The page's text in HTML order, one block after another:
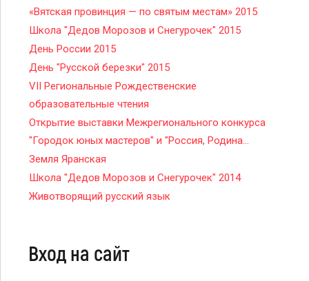
«Вятская провинция — по святым местам» 2015
Школа "Дедов Морозов и Снегурочек" 2015
День России 2015
День "Русской березки" 2015
VII Региональные Рождественские
образовательные чтения
Открытие выставки Межрегионального конкурса
"Городок юных мастеров" и "Россия, Родина...
Земля Яранская
Школа "Дедов Морозов и Снегурочек" 2014
Животворящий русский язык
Вход на сайт